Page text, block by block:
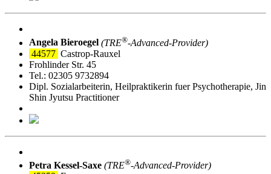
Angela Bieroegel (TRE®‑Advanced-Provider)
44577 Castrop-Rauxel
Frohlinder Str. 45
Tel.: 02305 9732894
Dipl. Sozialarbeiterin, Heilpraktikerin fuer Psychotherapie, Jin
Shin Jyutsu Practitioner
Petra Kessel-Saxe (TRE®‑Advanced-Provider)